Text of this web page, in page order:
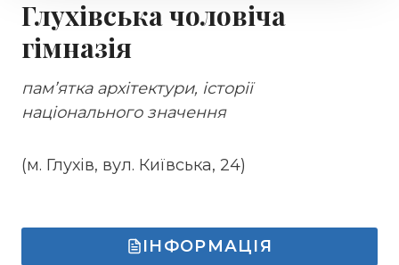
Глухівська чоловіча
гімназія
пам’ятка архітектури, історії
національного значення
(м. Глухів, вул. Київська, 24)
ІНФОРМАЦІЯ